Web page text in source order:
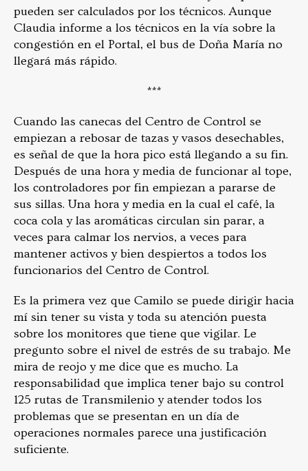
pueden ser calculados por los técnicos. Aunque
Claudia informe a los técnicos en la vía sobre la
congestión en el Portal, el bus de Doña María no
llegará más rápido.
***
Cuando las canecas del Centro de Control se
empiezan a rebosar de tazas y vasos desechables,
es señal de que la hora pico está llegando a su fin.
Después de una hora y media de funcionar al tope,
los controladores por fin empiezan a pararse de
sus sillas. Una hora y media en la cual el café, la
coca cola y las aromáticas circulan sin parar, a
veces para calmar los nervios, a veces para
mantener activos y bien despiertos a todos los
funcionarios del Centro de Control.
Es la primera vez que Camilo se puede dirigir hacia
mí sin tener su vista y toda su atención puesta
sobre los monitores que tiene que vigilar. Le
pregunto sobre el nivel de estrés de su trabajo. Me
mira de reojo y me dice que es mucho. La
responsabilidad que implica tener bajo su control
125 rutas de Transmilenio y atender todos los
problemas que se presentan en un día de
operaciones normales parece una justificación
suficiente.